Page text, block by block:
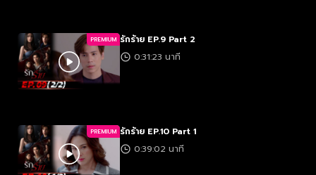
PREMIUM รักร้าย EP.9 Part 2
0:31:23 นาที
PREMIUM รักร้าย EP.10 Part 1
0:39:02 นาที